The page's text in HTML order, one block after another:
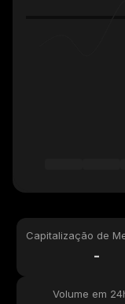
Capitalização de
-
Volume em